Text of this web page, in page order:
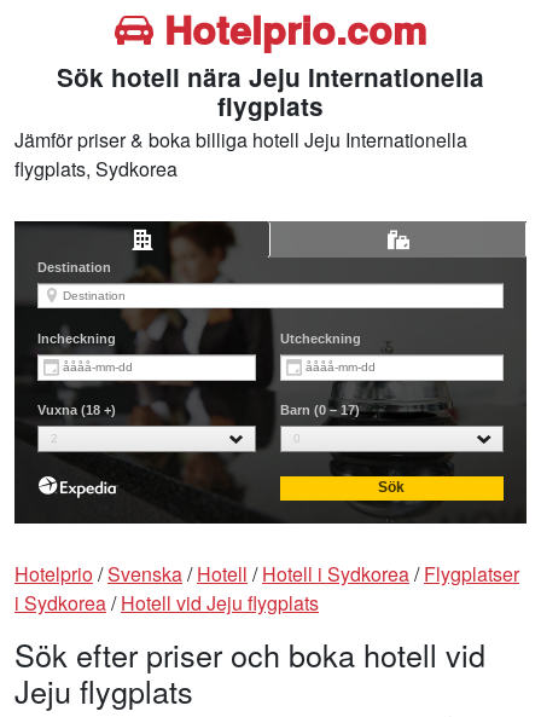
Hotelprio.com
Sök hotell nära Jeju Internationella
flygplats
Jämför priser & boka billiga hotell Jeju Internationella
flygplats, Sydkorea
Hotelprio/Svenska/Hotell /Hotell i Sydkorea/Flygplatser
i Sydkorea/Hotell vid Jeju flygplats
Sök efter priser och boka hotell vid
Jeju flygplats